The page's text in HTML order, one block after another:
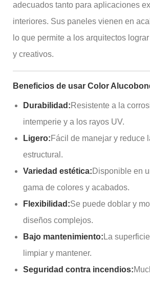
adecuados tanto para aplicaciones
interiores. Sus paneles vienen en
lo que permite a los arquitectos
y creativos.
Beneficios de usar Color
Durabilidad:Resistente a la
intemperie y a los rayos UV.
Ligero:Fácil de manejar y reduce
estructural.
Variedad estética:Disponible en
gama de colores y acabados.
Flexibilidad:Se puede doblar y
diseños complejos.
Bajo mantenimiento: La
limpiar y mantener.
Seguridad contra incendios: